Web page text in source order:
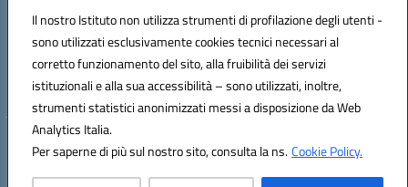
Il nostro Istituto non utilizza strumenti di profilazione degli utenti -
sono utilizzati esclusivamente cookies tecnici necessari al
corretto funzionamento del sito, alla fruibilità dei servizi
istituzionali e alla sua accessibilità – sono utilizzati, inoltre,
strumenti statistici anonimizzati messi a disposizione da Web
Analytics Italia.
Per saperne di più sul nostro sito, consulta la ns.Cookie Policy.
Codice fiscale: 90059320748
Codice meccanografico:BRIC839004
Codice Indice delle Pubbliche Amministrazioni (IPA): istsc_bree02200r
Codice unico di fatturazione (CUF): MIL3BD
Hosting & Powered by 3D Solution S.r.l.
Concept & Design by Designers Italia